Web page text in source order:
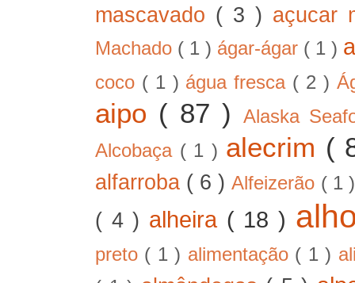
mascavado ( 3 ) açucar
Machado ( 1 ) ágar-ágar ( 1 )
coco ( 1 ) água fresca ( 2 )
aipo ( 87 )
Alaska
Alcobaça ( 1 ) alecrim (
alfarroba ( 6 )Alfeizerão ( 1
( 4 ) alheira ( 18 )
preto ( 1 ) alimentação ( 1 )